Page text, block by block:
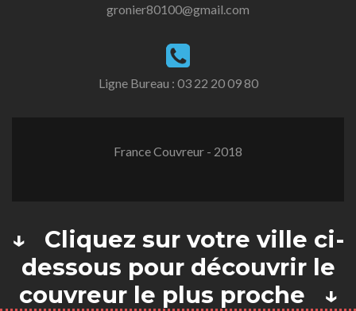
gronier80100@gmail.com
Ligne Bureau : 03 22 20 09 80
France Couvreur - 2018
↓ Cliquez sur votre ville ci-
dessous pour découvrir le
couvreur le plus proche ↓